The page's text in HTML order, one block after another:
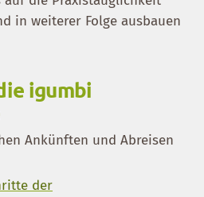
in weiterer Folge ausbauen
igumbi
Ankünften und Abreisen
der